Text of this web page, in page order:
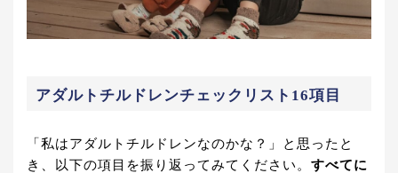
アダルトチルドレンチェックリスト16項目
「私はアダルトチルドレンなのかな？」と思ったと
き、以下の項目を振り返ってみてください。 すべてに